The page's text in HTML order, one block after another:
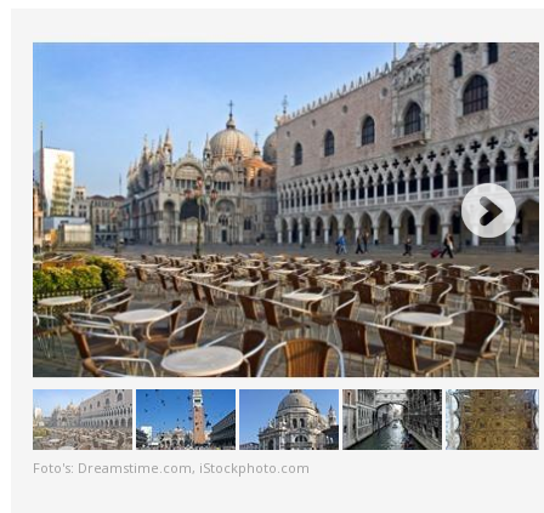
Foto's: Dreamstime.com, iStockphoto.com